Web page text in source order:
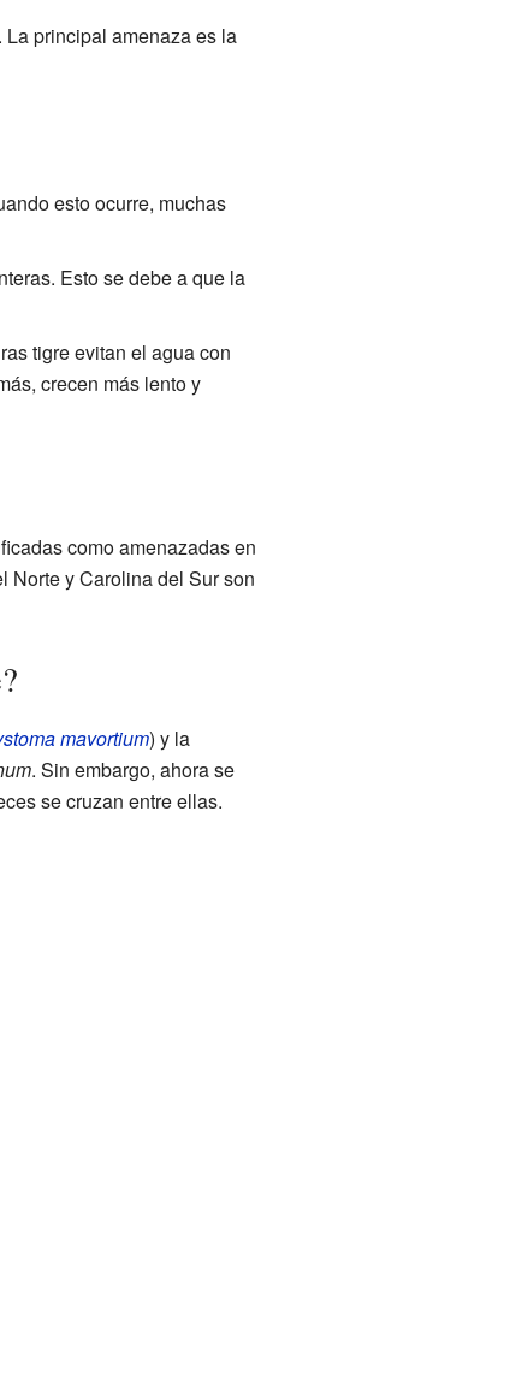
principal amenaza es la
esto ocurre, muchas
Esto se debe a que la
tigre evitan el agua con
crecen más lento y
como amenazadas en
Norte y Carolina del Sur son
mavortium) y la
. Sin embargo, ahora se
se cruzan entre ellas.